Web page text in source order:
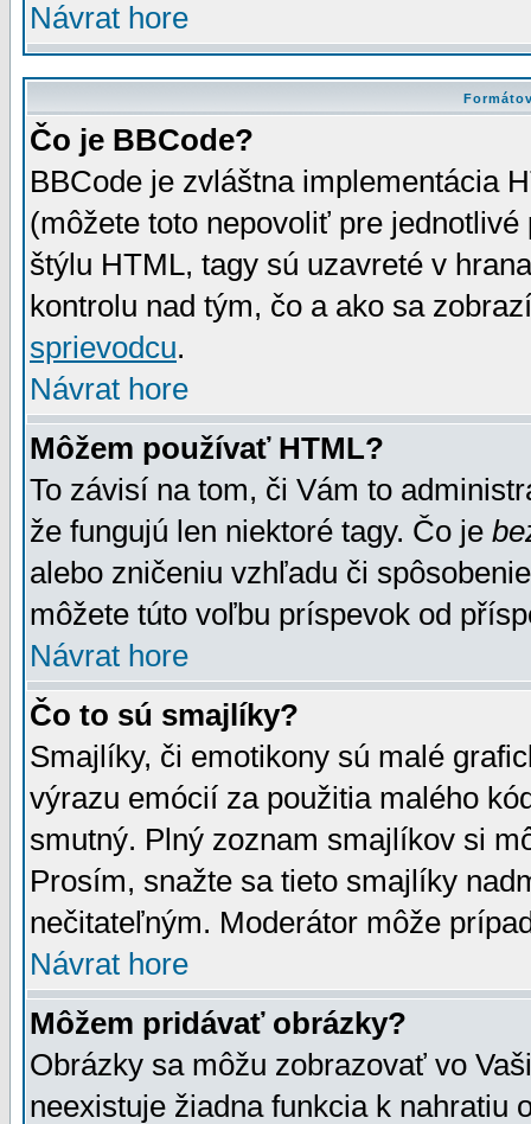
Návrat hore
Čo je BBCode?
BBCode je zvláštna implementácia
(môžete toto nepovoliť pre
štýlu HTML, tagy sú uzavreté v
kontrolu nad tým, čo a ako sa
sprievodcu.
Návrat hore
Môžem používať HTML?
To závisí na tom, či Vám to
že fungujú len niektoré tagy. Čo je
alebo zničeniu vzhľadu či
môžete túto voľbu príspevok od
Návrat hore
Čo to sú smajlíky?
Smajlíky, či emotikony sú malé
výrazu emócií za použitia malého
smutný. Plný zoznam smajlíkov si
Prosím, snažte sa tieto smajlíky
nečitateľným. Moderátor môže
Návrat hore
Môžem pridávať obrázky?
Obrázky sa môžu zobrazovať vo
neexistuje žiadna funkcia k nahratiu